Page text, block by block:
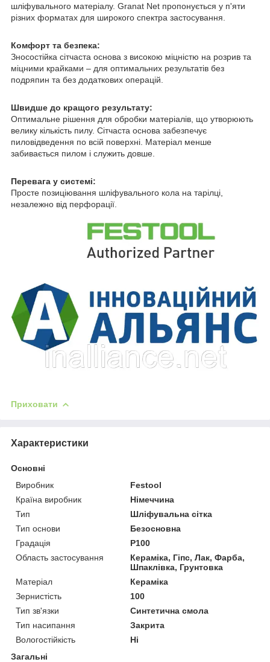
шліфувального матеріалу. Granat Net пропонується у п'яти
різних форматах для широкого спектра застосування.
Комфорт та безпека:
Зносостійка сітчаста основа з високою міцністю на розрив та
міцними крайками – для оптимальних результатів без
подряпин та без додаткових операцій.
Швидше до кращого результату:
Оптимальне рішення для обробки матеріалів, що утворюють
велику кількість пилу. Сітчаста основа забезпечує
пиловідведення по всій поверхні. Матеріал менше
забивається пилом і служить довше.
Перевага у системі:
Просте позиціювання шліфувального кола на тарілці,
незалежно від перфорації.
Приховати
Характеристики
Основні
Виробник
Festool
Країна виробник
Німеччина
Тип
Шліфувальна сітка
Тип основи
Безосновна
Градація
P100
Область застосування
Кераміка, Гіпс, Лак, Фарба,
Шпаклівка, Грунтовка
Матеріал
Кераміка
Зернистість
100
Тип зв'язки
Синтетична смола
Тип насипання
Закрита
Вологостійкість
Ні
Загальні